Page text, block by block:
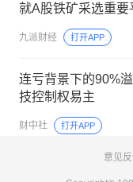
就A股铁矿采选重要
九派财经 打开APP
连亏背景下的90%
技控制权易主
财中社 打开APP
意见